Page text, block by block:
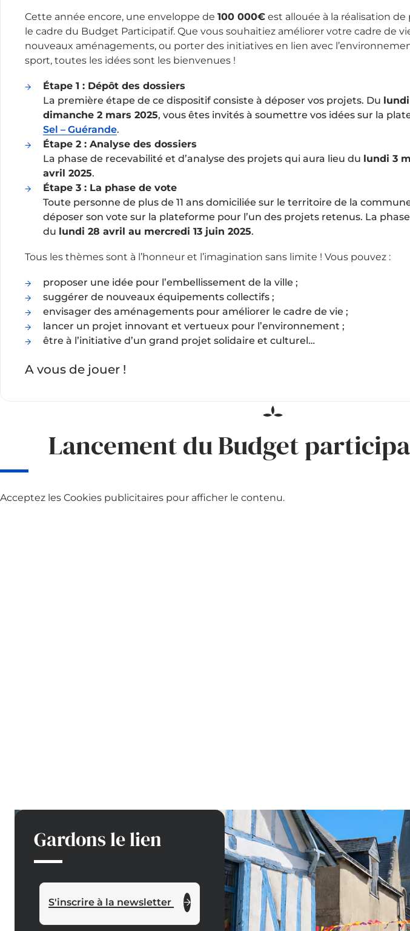
Cette année encore, une enveloppe de 100 000€ est allouée à la réalisation
le cadre du Budget Participatif. Que vous souhaitiez améliorer votre cadre de
nouveaux aménagements, ou porter des initiatives en lien avec
sport, toutes les idées sont les bienvenues !
Étape 1 : Dépôt des dossiers
La première étape de ce dispositif consiste à déposer vos projets. Du
dimanche 2 mars 2025, vous êtes invités à soumettre vos idées sur la
Sel – Guérande.
Étape 2 : Analyse des dossiers
La phase de recevabilité et d’analyse des projets qui aura lieu du lundi 3
avril 2025.
Étape 3 : La phase de vote
Toute personne de plus de 11 ans domiciliée sur le territoire de la
déposer son vote sur la plateforme pour l’un des projets retenus. La
du lundi 28 avril au mercredi 13 juin 2025.
Tous les thèmes sont à l’honneur et l’imagination sans limite ! Vous pouvez :
proposer une idée pour l’embellissement de la ville ;
suggérer de nouveaux équipements collectifs ;
envisager des aménagements pour améliorer le cadre de vie ;
lancer un projet innovant et vertueux pour l’environnement ;
être à l’initiative d’un grand projet solidaire et culturel…
A vous de jouer !
Lancement du Budget
Acceptez les Cookies publicitaires pour afficher le contenu.
Gardons le lien
S'inscrire à la newsletter